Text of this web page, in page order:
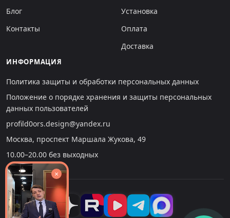
Блог
Контакты
Установка
Оплата
Доставка
ИНФОРМАЦИЯ
Политика защиты и обработки персональных данных
Положение о порядке хранения и защиты персональных
данных пользователей
profild0ors.design@yandex.ru
Москва, проспект Маршала Жукова, 49
10.00–20.00 без выходных
×